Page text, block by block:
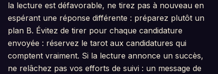
la lecture est défavorable, ne tirez pas à nouveau en
espérant une réponse différente : préparez plutôt un
plan B. Évitez de tirer pour chaque candidature
envoyée : réservez le tarot aux candidatures qui
comptent vraiment. Si la lecture annonce un succès,
ne relâchez pas vos efforts de suivi : un message de